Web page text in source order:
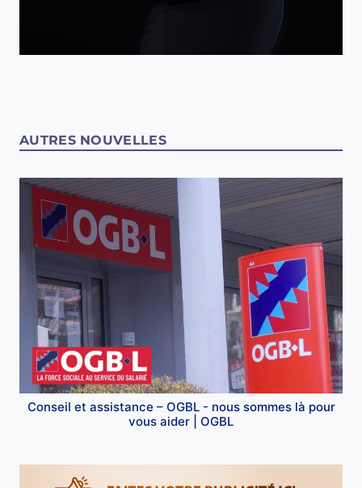
AUTRES NOUVELLES
Conseil et assistance – OGBL - nous sommes là pour
vous aider | OGBL